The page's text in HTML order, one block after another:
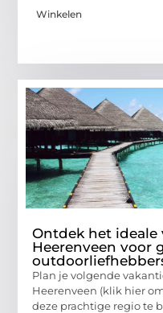
Winkelen
Ontdek het ideale
Heerenveen voor
Plan je volgende
Heerenveen (klik hier
deze prachtige regio te